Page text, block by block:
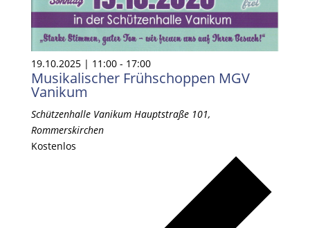
19.10.2025 | 11:00- 17:00
Musikalischer Frühschoppen MGV
Vanikum
Schützenhalle Vanikum Hauptstraße 101,
Rommerskirchen
Kostenlos